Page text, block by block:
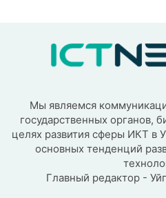
Мы являемся
государственных органов,
целях развития сферы ИКТ в
основных тенденций
Главный редактор -